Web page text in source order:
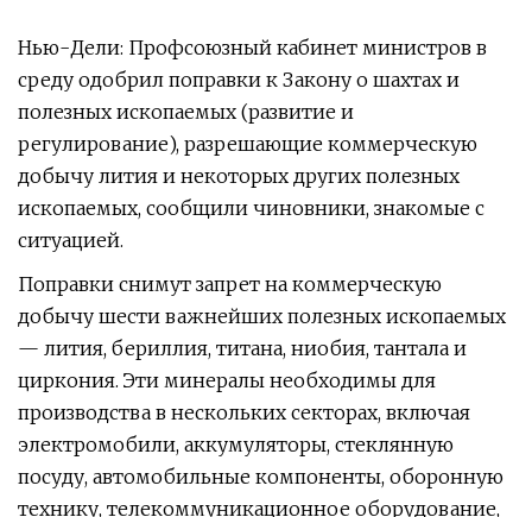
Нью-Дели: Профсоюзный кабинет министров в
среду одобрил поправки к Закону о шахтах и ​​
полезных ископаемых (развитие и
регулирование), разрешающие коммерческую
добычу лития и некоторых других полезных
ископаемых, сообщили чиновники, знакомые с
ситуацией.
Поправки снимут запрет на коммерческую
добычу шести важнейших полезных ископаемых
— лития, бериллия, титана, ниобия, тантала и
циркония. Эти минералы необходимы для
производства в нескольких секторах, включая
электромобили, аккумуляторы, стеклянную
посуду, автомобильные компоненты, оборонную
технику, телекоммуникационное оборудование,